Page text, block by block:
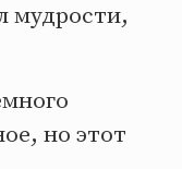
мудрости,
но этот